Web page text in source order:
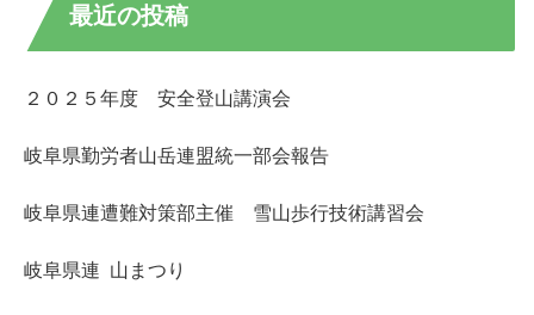
最近の投稿
２０２５年度 安全登山講演会
岐阜県勤労者山岳連盟統一部会報告
岐阜県連遭難対策部主催 雪山歩行技術講習会
岐阜県連 山まつり